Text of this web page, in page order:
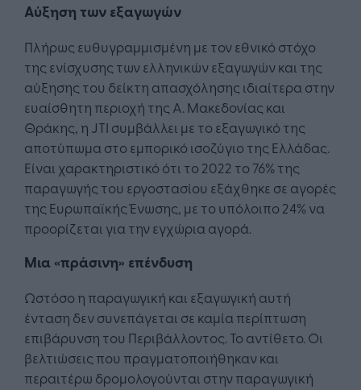
Αύξηση των εξαγωγών
Πλήρως ευθυγραμμισμένη με τον εθνικό στόχο
της ενίσχυσης των ελληνικών εξαγωγών και της
αύξησης του δείκτη απασχόλησης ιδιαίτερα στην
ευαίσθητη περιοχή της Α. Μακεδονίας και
Θράκης, η JTI συμβάλλει με το εξαγωγικό της
αποτύπωμα στο εμπορικό ισοζύγιο της Ελλάδας.
Είναι χαρακτηριστικό ότι το 2022 το 76% της
παραγωγής του εργοστασίου εξάχθηκε σε αγορές
της Ευρωπαϊκής Ένωσης, με το υπόλοιπο 24% να
προορίζεται για την εγχώρια αγορά.
Μια «πράσινη» επένδυση
Ωστόσο η παραγωγική και εξαγωγική αυτή
ένταση δεν συνεπάγεται σε καμία περίπτωση
επιβάρυνση του Περιβάλλοντος. Το αντίθετο. Οι
βελτιώσεις που πραγματοποιήθηκαν και
περαιτέρω δρομολογούνται στην παραγωγική